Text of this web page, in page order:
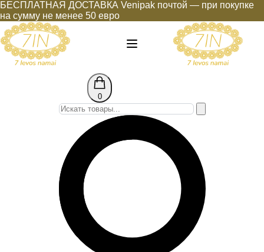
БЕСПЛАТНАЯ ДОСТАВКА Venipak почтой — при покупке
на сумму не менее 50 евро
0